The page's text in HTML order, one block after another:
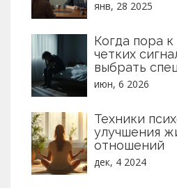
именно вам.
янв, 28 2025
Когда пора к
четких
выбрать
июн, 6 2026
Техники
улучшения
отношений
дек, 4 2024